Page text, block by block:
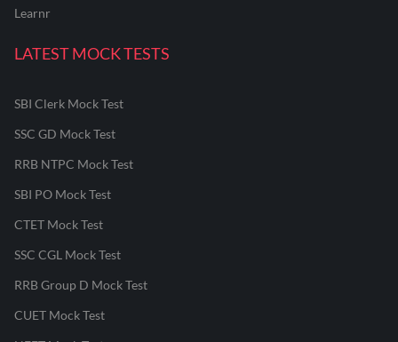
Learnr
LATEST MOCK TESTS
SBI Clerk Mock Test
SSC GD Mock Test
RRB NTPC Mock Test
SBI PO Mock Test
CTET Mock Test
SSC CGL Mock Test
RRB Group D Mock Test
CUET Mock Test